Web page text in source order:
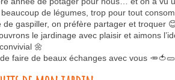
de légumes, trop pour tout
de gaspiller, on préfère partager et troquer
le jardinage avec plaisir et aimons
🌼
faire de beaux échanges avec vous 🥕🍅🥒